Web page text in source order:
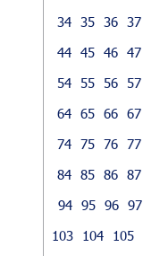
34 35 36 37
44 45 46 47
54 55 56 57
64 65 66 67
74 75 76 77
84 85 86 87
94 95 96 97
103
104 105